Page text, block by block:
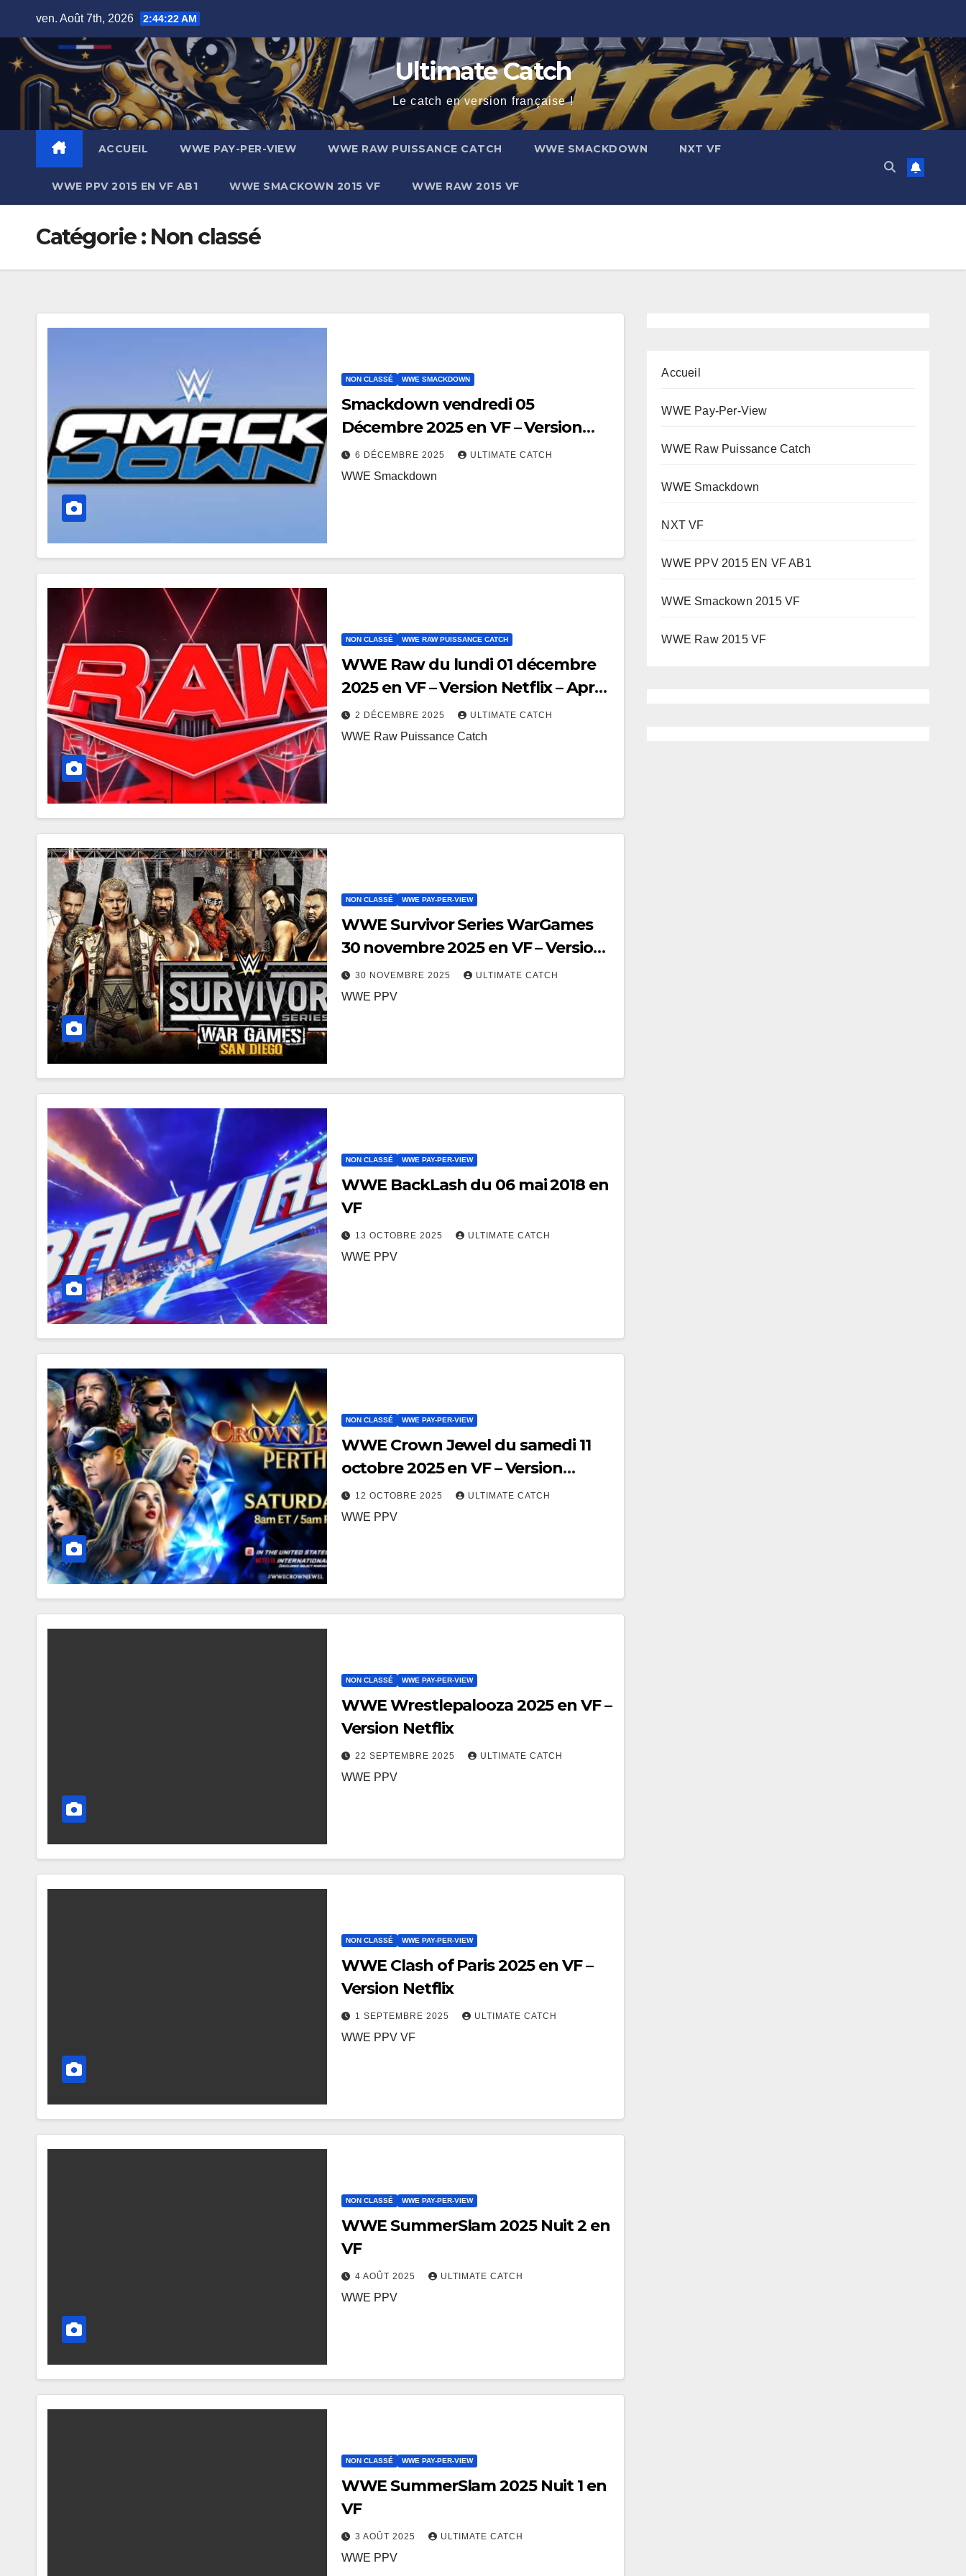
content
ven. Août 7th, 2026 2:44:23 AM
Ultimate Catch
Le catch en version française !
ACCUEIL WWE PAY-PER-VIEW WWE RAW PUISSANCE CATCH WWE SMACKDOWN NXT VF
WWE PPV 2015 EN VF AB1 WWE SMACKOWN 2015 VF WWE RAW 2015 VF
Catégorie : Non classé
NON CLASSÉ WWE SMACKDOWN
Smackdown vendredi 05
Décembre 2025 en VF – Version
Netflix
6 DÉCEMBRE 2025 ULTIMATE CATCH
WWE Smackdown
NON CLASSÉ WWE RAW PUISSANCE CATCH
WWE Raw du lundi 01 décembre
2025 en VF – Version Netflix – Après
Survivor Series
2 DÉCEMBRE 2025 ULTIMATE CATCH
WWE Raw Puissance Catch
NON CLASSÉ WWE PAY-PER-VIEW
WWE Survivor Series WarGames
30 novembre 2025 en VF – Version
Netflix
30 NOVEMBRE 2025 ULTIMATE CATCH
WWE PPV
NON CLASSÉ WWE PAY-PER-VIEW
WWE BackLash du 06 mai 2018 en
VF
13 OCTOBRE 2025 ULTIMATE CATCH
WWE PPV
NON CLASSÉ WWE PAY-PER-VIEW
WWE Crown Jewel du samedi 11
octobre 2025 en VF – Version
Netflix
12 OCTOBRE 2025 ULTIMATE CATCH
WWE PPV
NON CLASSÉ WWE PAY-PER-VIEW
WWE Wrestlepalooza 2025 en VF –
Version Netflix
22 SEPTEMBRE 2025 ULTIMATE CATCH
WWE PPV
NON CLASSÉ WWE PAY-PER-VIEW
WWE Clash of Paris 2025 en VF –
Version Netflix
1 SEPTEMBRE 2025 ULTIMATE CATCH
WWE PPV VF
NON CLASSÉ WWE PAY-PER-VIEW
WWE SummerSlam 2025 Nuit 2 en
VF
4 AOÛT 2025 ULTIMATE CATCH
WWE PPV
NON CLASSÉ WWE PAY-PER-VIEW
WWE SummerSlam 2025 Nuit 1 en
VF
3 AOÛT 2025 ULTIMATE CATCH
WWE PPV
Accueil
WWE Pay-Per-View
WWE Raw Puissance Catch
WWE Smackdown
NXT VF
WWE PPV 2015 EN VF AB1
WWE Smackown 2015 VF
WWE Raw 2015 VF